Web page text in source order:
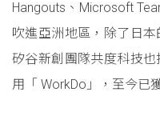
Hangouts、Microsoft
吹進亞洲地區，除了日本
矽谷新創團隊共度科技也
用「 WorkDo」，至今已